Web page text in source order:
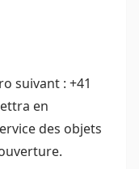
suivant : +41
en
des objets